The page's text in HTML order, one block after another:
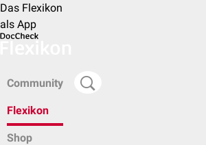
Das Flexikon
als App
Community
Flexikon
Shop